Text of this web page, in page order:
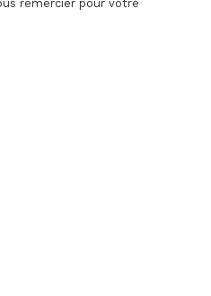
remercier pour votre